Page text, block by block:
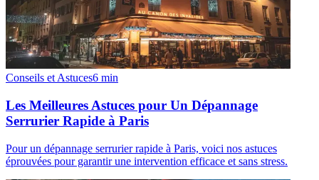
Conseils et Astuces6 min
Les Meilleures Astuces pour Un Dépannage
Serrurier Rapide à Paris
Pour un dépannage serrurier rapide à Paris, voici nos astuces
éprouvées pour garantir une intervention efficace et sans stress.